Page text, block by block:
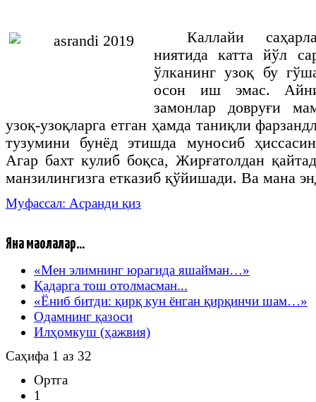
Каллайи
ниятида катта йўл
ўлканинг узоқ бу
осон иш эмас.
замонлар довруғи
узоқ-узоқларга етган ҳамда таниқли
тузумини бунёд этишда муносиб
Агар бахт кулиб боқса, Жирғатолдан
манзилингизга етказиб қўйишади. Ва мана
Муфассал: Асранди қиз
Яна мақолалар...
«Мен элимнинг юрагида яшайман…»
Қадарга тош отолмасман...
«Ёниб битди: қирқ кун ёнган қирқинчи шам…»
Одамнинг қазоси
Илҳомкуш (ҳажвия)
Саҳифа 1 аз 32
Ортга
1